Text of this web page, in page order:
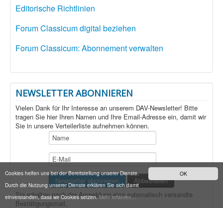
OK
Cookies helfen uns bei der Bereitstellung unserer Dienste.
Durch die Nutzung unserer Dienste erklären Sie sich damit
einverstanden, dass wir Cookies setzen.Mehr erfahren...
Editorische Richtlinien
Forum Classicum digital beziehen
Forum Classicum: Abonnement verwalten
NEWSLETTER ABONNIEREN
Vielen Dank für Ihr Interesse an unserem DAV-Newsletter! Bitte
tragen Sie hier Ihren Namen und Ihre Email-Adresse ein, damit wir
Sie in unsere Verteilerliste aufnehmen können.
Sie erhalten nach der Anmeldung eine automatisch versandte
Bestätigungsmail.